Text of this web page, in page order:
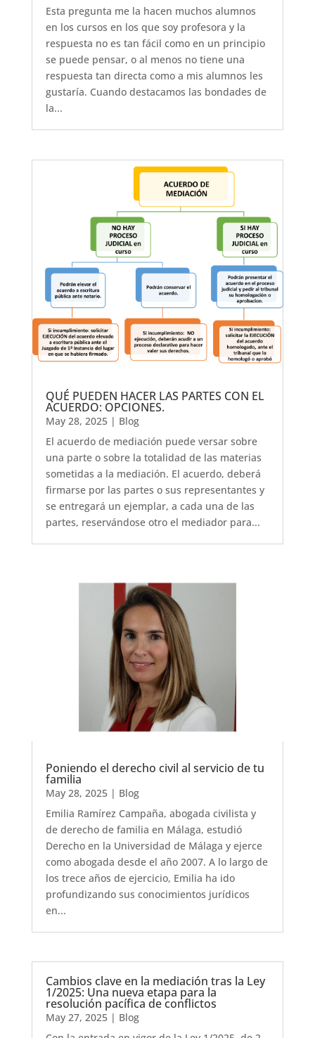
Esta pregunta me la hacen muchos alumnos
en los cursos en los que soy profesora y la
respuesta no es tan fácil como en un principio
se puede pensar, o al menos no tiene una
respuesta tan directa como a mis alumnos les
gustaría. Cuando destacamos las bondades de
la...
QUÉ PUEDEN HACER LAS PARTES CON EL
ACUERDO: OPCIONES.
May 28, 2025| Blog
El acuerdo de mediación puede versar sobre
una parte o sobre la totalidad de las materias
sometidas a la mediación. El acuerdo, deberá
firmarse por las partes o sus representantes y
se entregará un ejemplar, a cada una de las
partes, reservándose otro el mediador para...
Poniendo el derecho civil al servicio de tu
familia
May 28, 2025| Blog
Emilia Ramírez Campaña, abogada civilista y
de derecho de familia en Málaga, estudió
Derecho en la Universidad de Málaga y ejerce
como abogada desde el año 2007. A lo largo de
los trece años de ejercicio, Emilia ha ido
profundizando sus conocimientos jurídicos
en...
Cambios clave en la mediación tras la Ley
1/2025: Una nueva etapa para la
resolución pacífica de conflictos
May 27, 2025| Blog